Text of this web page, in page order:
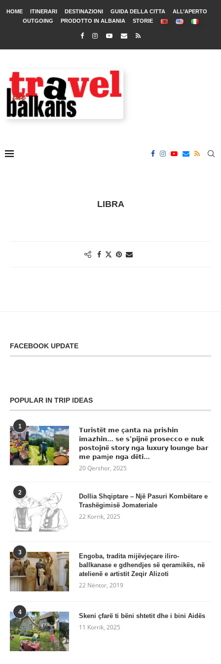
HOME ITINERARI DESTINAZIONI GUIDA DELLA CITTA
ALL’APERTO
OUTGOING
PRODOTTO IN ALBANIA STORIE
LIBRA
FACEBOOK UPDATE
POPULAR IN TRIP IDEAS
1
𝗧𝘂𝗿𝗶𝘀𝘁ë𝘁 𝗺𝗲 ç𝗮𝗻𝘁𝗮 𝗻𝗮 𝗽𝗿𝗶𝘀𝗵𝗶𝗻
𝗶𝗺𝗮𝘇𝗵𝗶𝗻… 𝘀𝗲 𝘀’𝗽𝗶𝗷𝗻ë 𝗽𝗿𝗼𝘀𝗲𝗰𝗰𝗼 𝗲 𝗻𝘂𝗸
𝗽𝗼𝘀𝘁𝗼𝗷𝗻ë 𝘀𝘁𝗼𝗿𝘆 𝗻𝗴𝗮 𝗹𝘂𝘅𝘂𝗿𝘆 𝗹𝗼𝘂𝗻𝗴𝗲 𝗯𝗮𝗿
𝗺𝗲 𝗽𝗮mj𝗲 𝗻𝗴𝗮 𝗱ë𝘁𝗶…
20 Qershor, 2025
2
Dollia Shqiptare – Një Pasuri Kombëtare e
Trashëgimisë Jomateriale
22 Korrik, 2025
3
Engoba, tradita mijëvjeçare iliro-
ballkanase e gdhendjes së qeramikës, në
atelienë e artistit Zeqir Alizoti
22 Nëntor, 2019
4 Skeni çfarë ti bëni shtetit dhe i bini Aidës
11 Korrik, 2025